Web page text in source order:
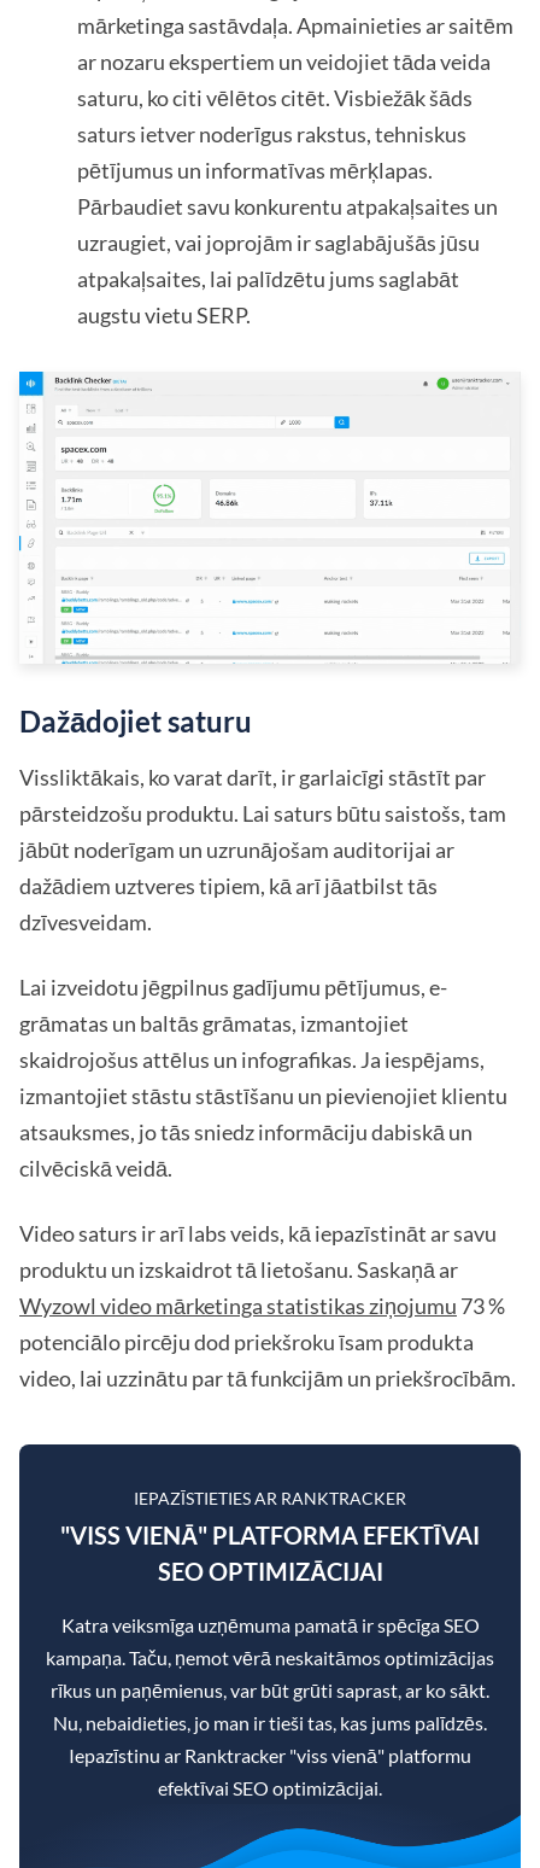
mārketinga sastāvdaļa. Apmainieties ar saitēm
ar nozaru ekspertiem un veidojiet tāda veida
saturu, ko citi vēlētos citēt. Visbiežāk šāds
saturs ietver noderīgus rakstus, tehniskus
pētījumus un informatīvas mērķlapas.
Pārbaudiet savu konkurentu atpakaļsaites un
uzraugiet, vai joprojām ir saglabājušās jūsu
atpakaļsaites, lai palīdzētu jums saglabāt
augstu vietu SERP.
Dažādojiet saturu
Vissliktākais, ko varat darīt, ir garlaicīgi stāstīt par
pārsteidzošu produktu. Lai saturs būtu saistošs, tam
jābūt noderīgam un uzrunājošam auditorijai ar
dažādiem uztveres tipiem, kā arī jāatbilst tās
dzīvesveidam.
Lai izveidotu jēgpilnus gadījumu pētījumus, e-
grāmatas un baltās grāmatas, izmantojiet
skaidrojošus attēlus un infografikas. Ja iespējams,
izmantojiet stāstu stāstīšanu un pievienojiet klientu
atsauksmes, jo tās sniedz informāciju dabiskā un
cilvēciskā veidā.
Video saturs ir arī labs veids, kā iepazīstināt ar savu
produktu un izskaidrot tā lietošanu. Saskaņā ar
Wyzowl video mārketinga statistikas ziņojumu 73 %
potenciālo pircēju dod priekšroku īsam produkta
video, lai uzzinātu par tā funkcijām un priekšrocībām.
IEPAZĪSTIETIES AR RANKTRACKER
"VISS VIENĀ" PLATFORMA EFEKTĪVAI
SEO OPTIMIZĀCIJAI
Katra veiksmīga uzņēmuma pamatā ir spēcīga SEO
kampaņa. Taču, ņemot vērā neskaitāmos optimizācijas
rīkus un paņēmienus, var būt grūti saprast, ar ko sākt.
Nu, nebaidieties, jo man ir tieši tas, kas jums palīdzēs.
Iepazīstinu ar Ranktracker "viss vienā" platformu
efektīvai SEO optimizācijai.